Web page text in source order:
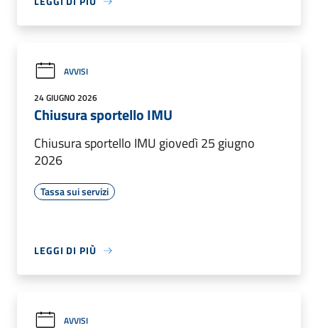
AVVISI
24 GIUGNO 2026
Chiusura sportello IMU
Chiusura sportello IMU giovedì 25 giugno
2026
Tassa sui servizi
LEGGI DI PIÙ
AVVISI